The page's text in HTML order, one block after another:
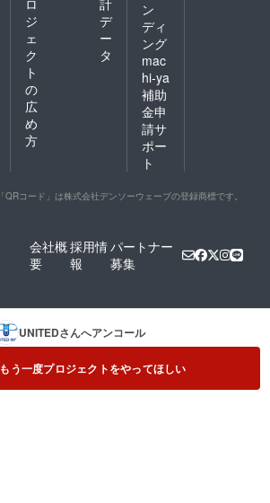
ロ
ジ
ェ
ク
ト
の
広
め
方
計
デ
ー
タ
ン
ディ
ング
mac
hi-ya
補助
金申
請サ
ポー
ト
「QRコード」は株式会社デンソーウェーブの登録商標です。
会社概
要
採用情
報
パートナー
募集
UNITEDさんへアンコール
もう一度プロジェクトをやってほしい